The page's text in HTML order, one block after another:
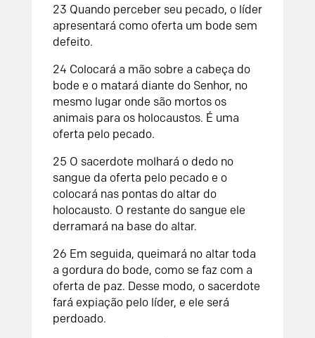
23 Quando perceber seu pecado, o líder
apresentará como oferta um bode sem
defeito.
24 Colocará a mão sobre a cabeça do
bode e o matará diante do Senhor, no
mesmo lugar onde são mortos os
animais para os holocaustos. É uma
oferta pelo pecado.
25 O sacerdote molhará o dedo no
sangue da oferta pelo pecado e o
colocará nas pontas do altar do
holocausto. O restante do sangue ele
derramará na base do altar.
26 Em seguida, queimará no altar toda
a gordura do bode, como se faz com a
oferta de paz. Desse modo, o sacerdote
fará expiação pelo líder, e ele será
perdoado.